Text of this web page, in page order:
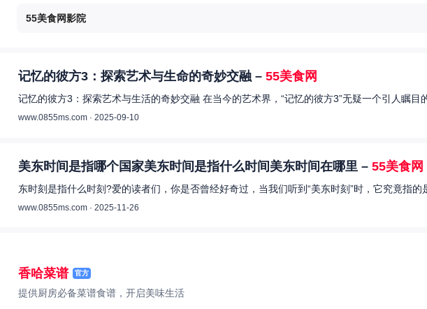
55美食网影院
记忆的彼方3：探索艺术与生命的奇妙交融 – 55美食网
记忆的彼方3：探索艺术与生活的奇妙交融 在当今的艺术界，“记忆的彼方3”无疑一个引人瞩
www.0855ms.com · 2025-09-10
美东时间是指哪个国家美东时间是指什么时间美东时间在哪里 – 55美食网
东时刻是指什么时刻?爱的读者们，你是否曾经好奇过，当我们听到“美东时刻”时，它究竟指
www.0855ms.com · 2025-11-26
香哈菜谱 官方
提供厨房必备菜谱食谱，开启美味生活